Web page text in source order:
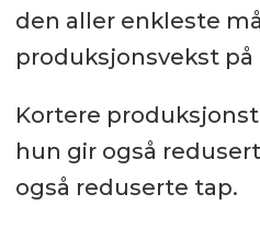
den aller enkleste
produksjonsvekst
Kortere
hun gir også
også reduserte tap.